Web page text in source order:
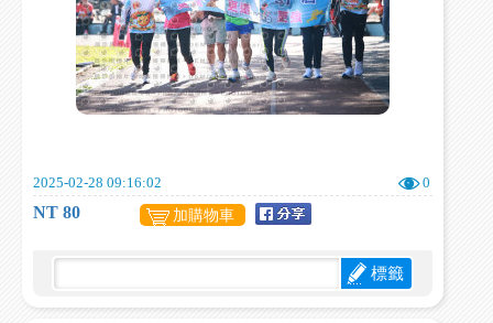
2025-02-28 09:16:02 0
NT 80 加購物車
標籤